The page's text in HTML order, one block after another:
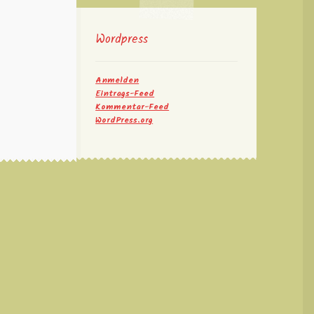
Wordpress
Anmelden
Eintrags-Feed
Kommentar-Feed
WordPress.org